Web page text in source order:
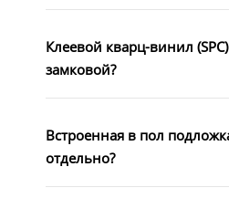
Клеевой кварц-винил
замковой?
Встроенная в пол
отдельно?